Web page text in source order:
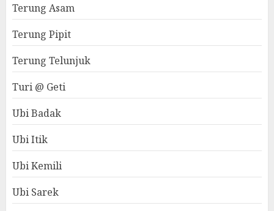
Terung Asam
Terung Pipit
Terung Telunjuk
Turi @ Geti
Ubi Badak
Ubi Itik
Ubi Kemili
Ubi Sarek